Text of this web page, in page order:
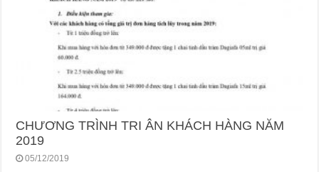
CHƯƠNG TRÌNH TRI ÂN KHÁCH HÀNG NĂM
2019
05/12/2019